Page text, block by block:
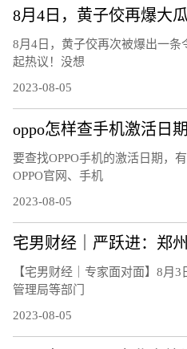
8月4日，黄子佼再次被爆出一条
起热议！没想
2023-08-05
oppo怎样查手机激活日期
要查找OPPO手机的激活日期，
OPPO官网、手机
2023-08-05
【宅男财经｜专家面对面】8月
管理局等部门
2023-08-05